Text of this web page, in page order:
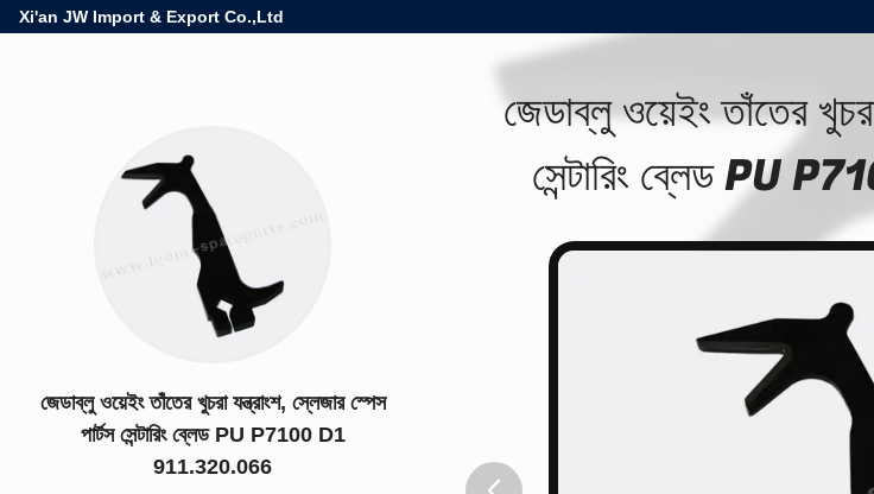
Xi'an JW Import & Export Co.,Ltd
জেডাব্লু ওয়েইং তাঁতের খুচরা যন্ত্রাংশ, স্লেজার স্পেস
পার্টস সেন্টারিং ব্লেড PU P7100 D1
911.320.066
জেডাব্লু ওয়েইং তাঁতের
সেন্টারিং ব্লেড